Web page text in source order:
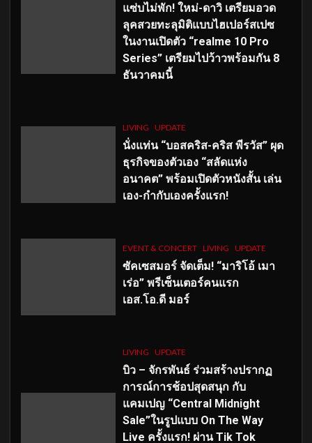
แซ่บไม่พัก! ใหม่-ดาวิ เตรียมอวด
ลุคสวยทะลุมิติแบบไฮเปอร์สเปซ
ในงานเปิดตัว “realme 10 Pro
Series” เตรียมไปว้าวพร้อมกัน 8
ธันวาคมนี้
LIVING UPDATE
นั่งแท่น “บอสคริส-คริส พีรวัส” ผุด
ธุรกิจของตัวเอง “สลัดแห่ง
อนาคต” พร้อมเปิดตัวหนังสั้น เล่น
เอง-กำกับเองครั้งแรก!
EVENT & CONCERT LIVING UPDATE
ซัคเซสมอร์ จัดเต็ม! “มาริโอ้ เมา
เร่อ” พรีเซ็นเตอร์คนแรก
เอส.โอ.ดี มอร์
LIVING UPDATE
บิว – จักรพันธ์ ร่วมสร้างปรากฏ
การณ์การช้อปสุดสนุก กับ
แคมเปญ “Central Midnight
Sale”ในรูปแบบ On The Way
Live ครั้งแรก! ผ่าน Tik Tok